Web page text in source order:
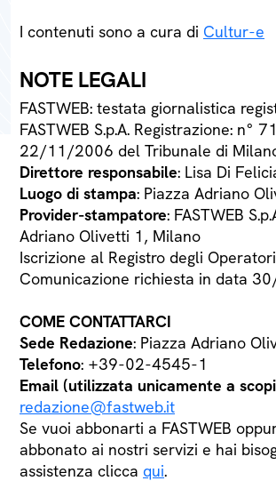
I contenuti sono a cura di Cultur-e
NOTE LEGALI
FASTWEB: testata giornalistica
FASTWEB S.p.A. Registrazione: n°
22/11/2006 del Tribunale di
Direttore responsabile: Lisa Di
Luogo di stampa: Piazza Adriano
Provider-stampatore: FASTWEB
Adriano Olivetti 1, Milano
Iscrizione al Registro degli
Comunicazione richiesta in data
COME CONTATTARCI
Sede Redazione: Piazza Adriano
Telefono: +39-02-4545-1
Email (utilizzata unicamente a
redazione@fastweb.it
Se vuoi abbonarti a FASTWEB
abbonato ai nostri servizi e hai
assistenza clicca qui.